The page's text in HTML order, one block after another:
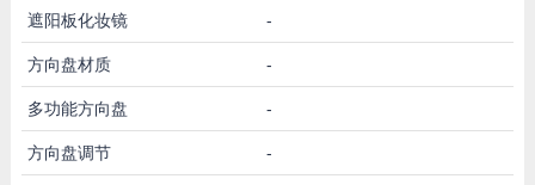
遮阳板化妆镜 -
方向盘材质 -
多功能方向盘 -
方向盘调节 -